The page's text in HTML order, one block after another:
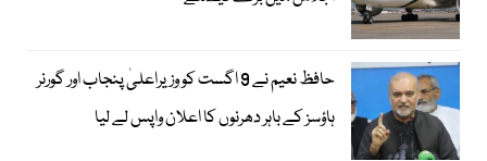
حافظ نعیم نے 9 اگست کو وزیراعلیٰ پنجاب اور گورنر
ہاؤسز کے باہر دھرنوں کا اعلان واپس لے لیا